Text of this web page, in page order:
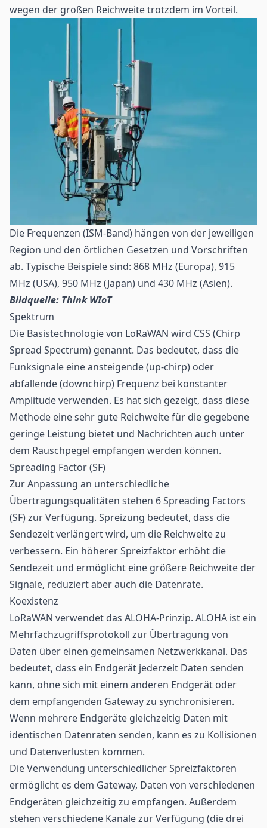
wegen der großen Reichweite trotzdem im Vorteil.
Die Frequenzen (ISM-Band) hängen von der jeweiligen
Region und den örtlichen Gesetzen und Vorschriften
ab. Typische Beispiele sind: 868 MHz (Europa), 915
MHz (USA), 950 MHz (Japan) und 430 MHz (Asien).
Bildquelle: Think WIoT
Spektrum
Die Basistechnologie von LoRaWAN wird CSS (Chirp
Spread Spectrum) genannt. Das bedeutet, dass die
Funksignale eine ansteigende (up-chirp) oder
abfallende (downchirp) Frequenz bei konstanter
Amplitude verwenden. Es hat sich gezeigt, dass diese
Methode eine sehr gute Reichweite für die gegebene
geringe Leistung bietet und Nachrichten auch unter
dem Rauschpegel empfangen werden können.
Spreading Factor (SF)
Zur Anpassung an unterschiedliche
Übertragungsqualitäten stehen 6 Spreading Factors
(SF) zur Verfügung. Spreizung bedeutet, dass die
Sendezeit verlängert wird, um die Reichweite zu
verbessern. Ein höherer Spreizfaktor erhöht die
Sendezeit und ermöglicht eine größere Reichweite der
Signale, reduziert aber auch die Datenrate.
Koexistenz
LoRaWAN verwendet das ALOHA-Prinzip. ALOHA ist ein
Mehrfachzugriffsprotokoll zur Übertragung von
Daten über einen gemeinsamen Netzwerkkanal. Das
bedeutet, dass ein Endgerät jederzeit Daten senden
kann, ohne sich mit einem anderen Endgerät oder
dem empfangenden Gateway zu synchronisieren.
Wenn mehrere Endgeräte gleichzeitig Daten mit
identischen Datenraten senden, kann es zu Kollisionen
und Datenverlusten kommen.
Die Verwendung unterschiedlicher Spreizfaktoren
ermöglicht es dem Gateway, Daten von verschiedenen
Endgeräten gleichzeitig zu empfangen. Außerdem
stehen verschiedene Kanäle zur Verfügung (die drei